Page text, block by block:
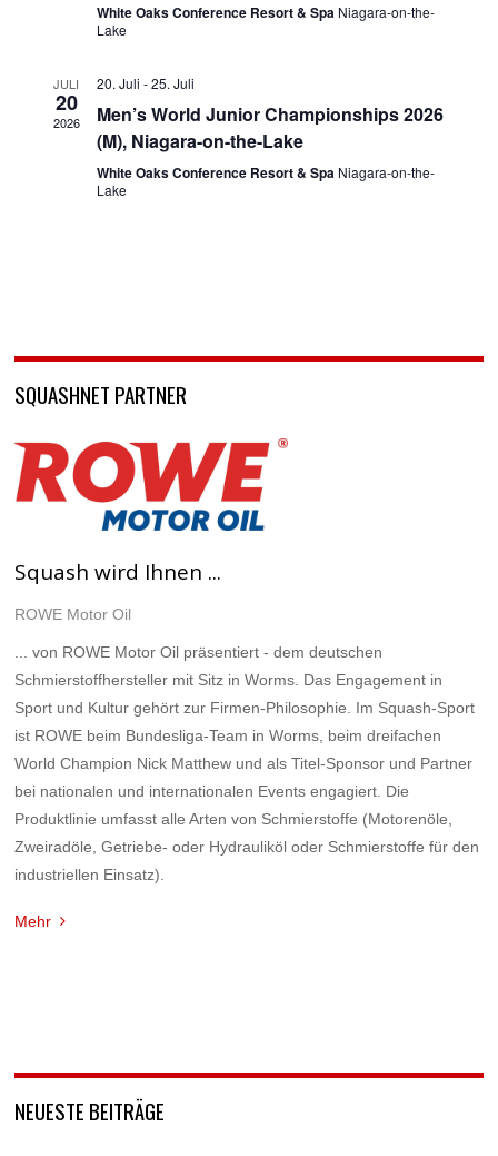
White Oaks Conference Resort & Spa Niagara-on-the-
Lake
JULI
20
2026
20. Juli -25. Juli
Men’s World Junior Championships 2026
(M), Niagara-on-the-Lake
White Oaks Conference Resort & Spa Niagara-on-the-
Lake
SQUASHNET PARTNER
Squash wird Ihnen ...
ROWE Motor Oil
... von ROWE Motor Oil präsentiert - dem deutschen
Schmierstoffhersteller mit Sitz in Worms. Das Engagement in
Sport und Kultur gehört zur Firmen-Philosophie. Im Squash-Sport
ist ROWE beim Bundesliga-Team in Worms, beim dreifachen
World Champion Nick Matthew und als Titel-Sponsor und Partner
bei nationalen und internationalen Events engagiert. Die
Produktlinie umfasst alle Arten von Schmierstoffe (Motorenöle,
Zweiradöle, Getriebe- oder Hydrauliköl oder Schmierstoffe für den
industriellen Einsatz).
Mehr
NEUESTE BEITRÄGE